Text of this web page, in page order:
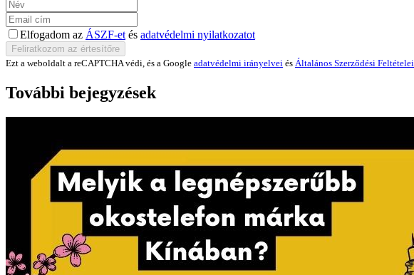
Elfogadom az ÁSZF-et és adatvédelmi nyilatkozatot
Ezt a weboldalt a reCAPTCHA védi, és a Google adatvédelmi irányelvei és Általános Szerződési Feltételei
További bejegyzések